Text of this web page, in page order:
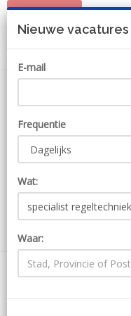
PLAATS JOB
108
Nieuwe
E-mail
Frequentie
Wat:
Waar: